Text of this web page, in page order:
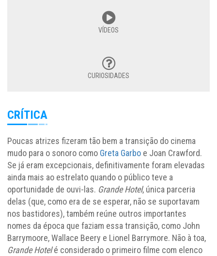
VÍDEOS
CURIOSIDADES
CRÍTICA
Poucas atrizes fizeram tão bem a transição do cinema
mudo para o sonoro como Greta Garbo e Joan Crawford.
Se já eram excepcionais, definitivamente foram elevadas
ainda mais ao estrelato quando o público teve a
oportunidade de ouvi-las. Grande Hotel, única parceria
delas (que, como era de se esperar, não se suportavam
nos bastidores), também reúne outros importantes
nomes da época que faziam essa transição, como John
Barrymoore, Wallace Beery e Lionel Barrymore. Não à toa,
Grande Hotelé considerado o primeiro filme com elenco